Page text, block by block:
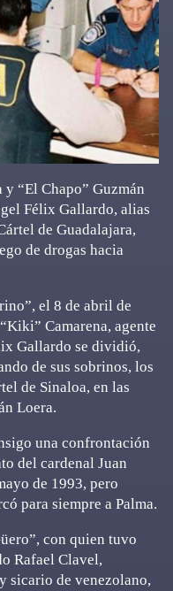
“El Chapo” Guzmán
Félix Gallardo, alias
de Guadalajara,
de drogas hacia
el 8 de abril de
Camarena, agente
Gallardo se dividió,
de sus sobrinos, los
de Sinaloa, en las
Loera.
una confrontación
del cardenal Juan
de 1993, pero
para siempre a Palma.
con quien tuvo
Rafael Clavel,
sicario de venezolano,